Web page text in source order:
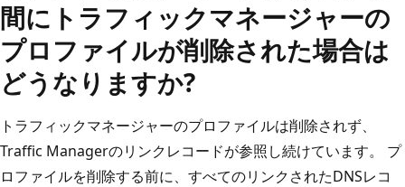
間にトラフィックマネージャーの
プロファイルが削除された場合は
どうなりますか?
トラフィックマネージャーのプロファイルは削除されず、
Traffic Managerのリンクレコードが参照し続けています。 プ
ロファイルを削除する前に、すべてのリンクされたDNSレコ